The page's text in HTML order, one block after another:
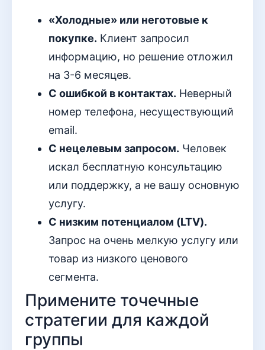
«Холодные» или неготовые к
покупке. Клиент запросил
информацию, но решение отложил
на 3-6 месяцев.
С ошибкой в контактах. Неверный
номер телефона, несуществующий
email.
С нецелевым запросом. Человек
искал бесплатную консультацию
или поддержку, а не вашу основную
услугу.
С низким потенциалом (LTV).
Запрос на очень мелкую услугу или
товар из низкого ценового
сегмента.
Примените точечные
стратегии для каждой
группы